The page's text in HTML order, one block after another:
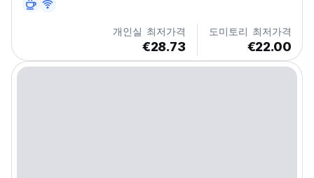
개인실 최저가격
€28.73
도미토리 최저가격
€22.00